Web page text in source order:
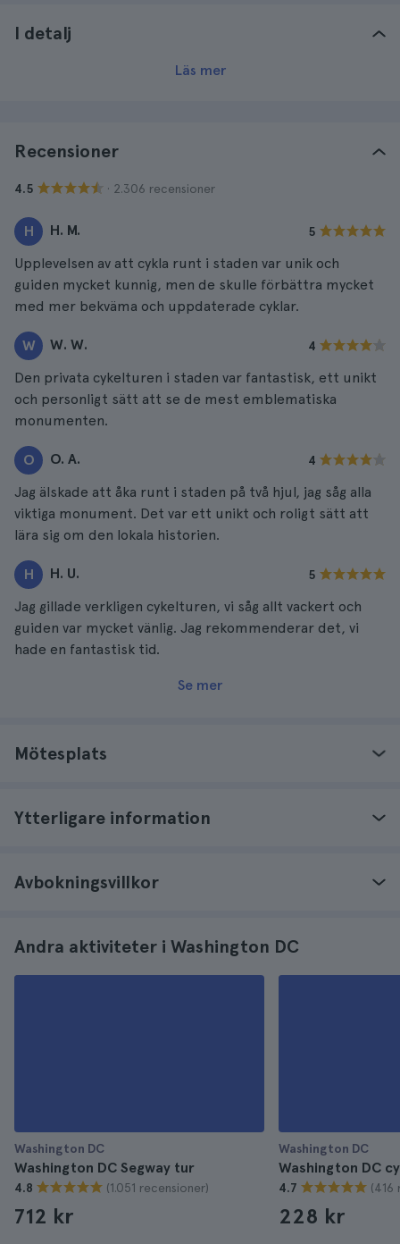
I detalj
Läs mer
Recensioner
4.5 · 2.306 recensioner
H H. M. 5
Upplevelsen av att cykla runt i staden var unik och
guiden mycket kunnig, men de skulle förbättra mycket
med mer bekväma och uppdaterade cyklar.
W W. W. 4
Den privata cykelturen i staden var fantastisk, ett unikt
och personligt sätt att se de mest emblematiska
monumenten.
O O. A. 4
Jag älskade att åka runt i staden på två hjul, jag såg alla
viktiga monument. Det var ett unikt och roligt sätt att
lära sig om den lokala historien.
H H. U. 5
Jag gillade verkligen cykelturen, vi såg allt vackert och
guiden var mycket vänlig. Jag rekommenderar det, vi
hade en fantastisk tid.
Se mer
Mötesplats
Ytterligare information
Avbokningsvillkor
Andra aktiviteter i Washington DC
Washington DC
Washington DC Segway tur
4.8 (1.051 recensioner)
712 kr
Washington DC
Washington DC
4.7 (416
228 kr